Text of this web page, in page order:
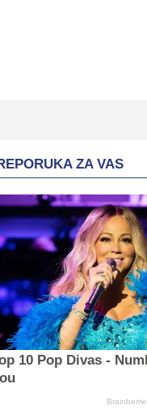
ZA VAS
10 Pop Divas -